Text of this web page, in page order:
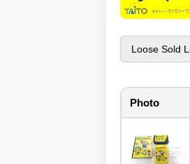
Loose Sold
Photo